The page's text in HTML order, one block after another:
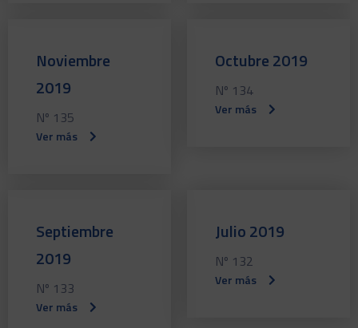
Noviembre
2019
Nº 135
Ver más
Octubre 2019
Nº 134
Ver más
Septiembre
2019
Nº 133
Ver más
Julio 2019
Nº 132
Ver más